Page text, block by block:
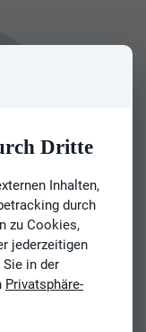
Dritte
Inhalten,
durch
zu Cookies,
jederzeitigen
in der
Privatsphäre-